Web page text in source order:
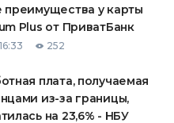
ВИНЬЕТКА
СОТРУДНИКОВ
ОТ
СЛУЧАЕВ
ПУТЕВОДИТЕЛИ ПО
преимущества у карты
Plus от ПриватБанк
252
плата, получаемая
из-за границы,
на 23,6% - НБУ